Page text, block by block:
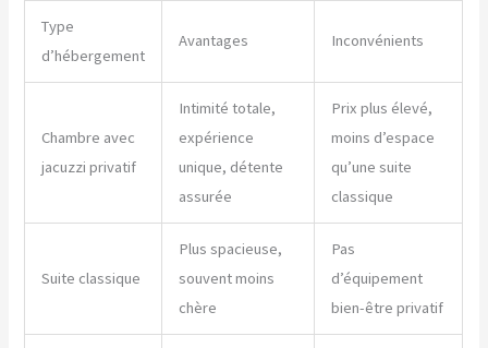
Type
d’hébergement
Avantages Inconvénients
Chambre avec
jacuzzi privatif
Intimité totale,
expérience
unique, détente
assurée
Prix plus élevé,
moins d’espace
qu’une suite
classique
Suite classique
Plus spacieuse,
souvent moins
chère
Pas
d’équipement
bien-être privatif